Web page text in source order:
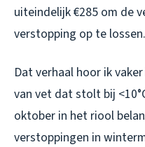
uiteindelijk €285 om de
verstopping op te lossen.
Dat verhaal hoor ik
van vet dat stolt bij
oktober in het riool
verstoppingen in